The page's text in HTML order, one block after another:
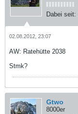
Dabei seit:
02.08.2012, 23:07
AW: Ratehütte 2038
Stmk?
Gtwo
8000er